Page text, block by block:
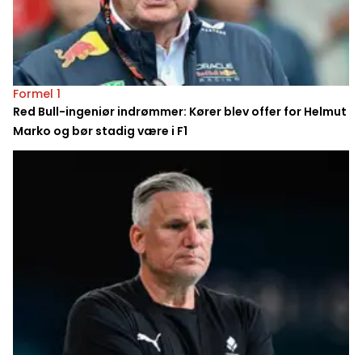
Formel 1
Red Bull-ingeniør indrømmer: Kører blev offer for Helmut
Marko og bør stadig være i F1